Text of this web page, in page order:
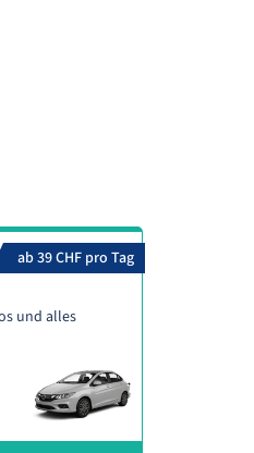
ab 39 CHF pro Tag
und alles